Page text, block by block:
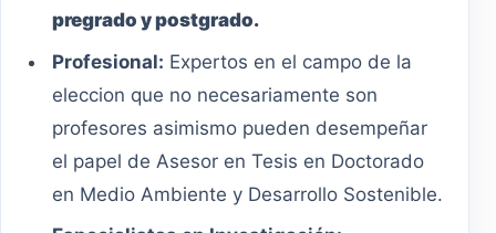
pregrado y postgrado.
Profesional: Expertos en el campo de la
eleccion que no necesariamente son
profesores asimismo pueden desempeñar
el papel de Asesor en Tesis en Doctorado
en Medio Ambiente y Desarrollo Sostenible.